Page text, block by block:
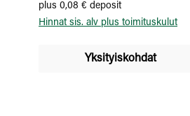
plus 0,08 € deposit
Hinnat sis. alv plus toimituskulut
Yksityiskohdat